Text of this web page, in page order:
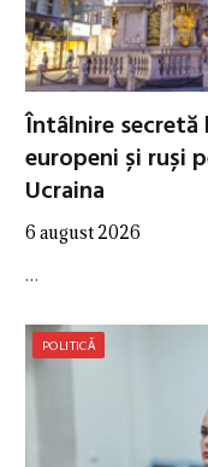
Întâlnire
europeni și ruși
Ucraina
6 august 2026
…
POLITICĂ